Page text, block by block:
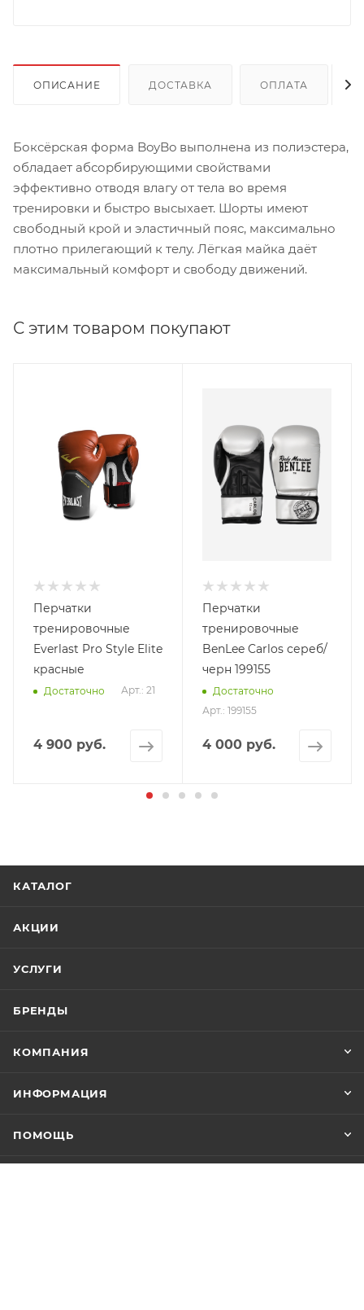
ОПИСАНИЕ ДОСТАВКА ОПЛАТА
Боксёрская форма BoyBo выполнена из полиэстера,
обладает абсорбирующими свойствами
эффективно отводя влагу от тела во время
тренировки и быстро высыхает. Шорты имеют
свободный крой и эластичный пояс, максимально
плотно прилегающий к телу. Лёгкая майка даёт
максимальный комфорт и свободу движений.
С этим товаром покупают
Перчатки
тренировочные
Everlast Pro Style Elite
красные
Достаточно Арт.: 21
4 900 руб.
Перчатки
тренировочные
BenLee Carlos сереб/
черн 199155
Достаточно
Арт.: 199155
4 000 руб.
КАТАЛОГ
АКЦИИ
УСЛУГИ
БРЕНДЫ
КОМПАНИЯ
ИНФОРМАЦИЯ
ПОМОЩЬ